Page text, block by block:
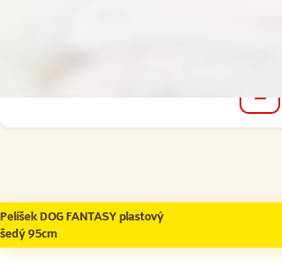
do
Pelíšek DOG FANTASY plastový
šedý 95cm